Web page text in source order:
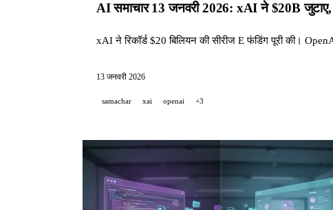
AI समाचार 13 जनवरी 2026: xAI ने $20B
xAI ने रिकॉर्ड $20 बिलियन की सीरीज E फंडिंग पूरी की।
13 जनवरी 2026
samachar xai openai +3